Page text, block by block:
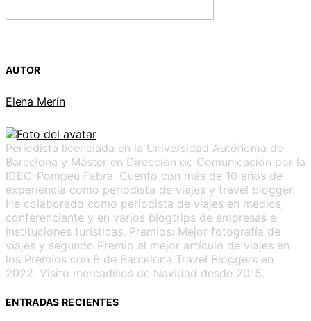
AUTOR
Elena Merín
Periodista licenciada en la Universidad Autónoma de
Barcelona y Máster en Dirección de Comunicación por la
IDEC-Pompeu Fabra. Cuento con más de 10 años de
experiencia como periodista de viajes y travel blogger.
He colaborado como periodista de viajes en medios,
conferenciante y en varios blogtrips de empresas e
instituciones turísticas. Premios: Mejor fotografía de
viajes y segundo Premio al mejor artículo de viajes en
los Premios con B de Barcelona Travel Bloggers en
2022. Visito mercadillos de Navidad desde 2015.
ENTRADAS RECIENTES